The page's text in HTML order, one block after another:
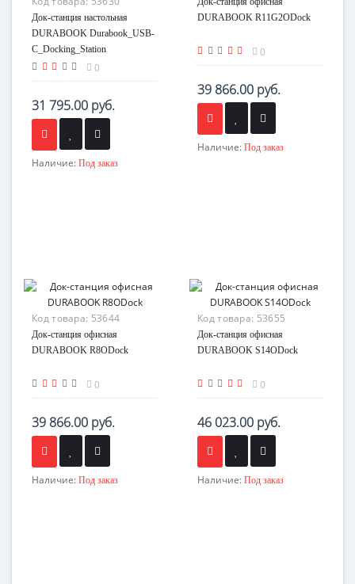
Док-станция настольная
DURABOOK Durabook_USB-
C_Docking_Station
0
31 795.00 руб.
Наличие: Под заказ
DURABOOK R11G2ODock
0
39 866.00 руб.
Наличие: Под заказ
Код товара: 53644
Док-станция офисная
DURABOOK R8ODock
0
39 866.00 руб.
Наличие: Под заказ
Код товара: 53655
Док-станция офисная
DURABOOK S14ODock
0
46 023.00 руб.
Наличие: Под заказ